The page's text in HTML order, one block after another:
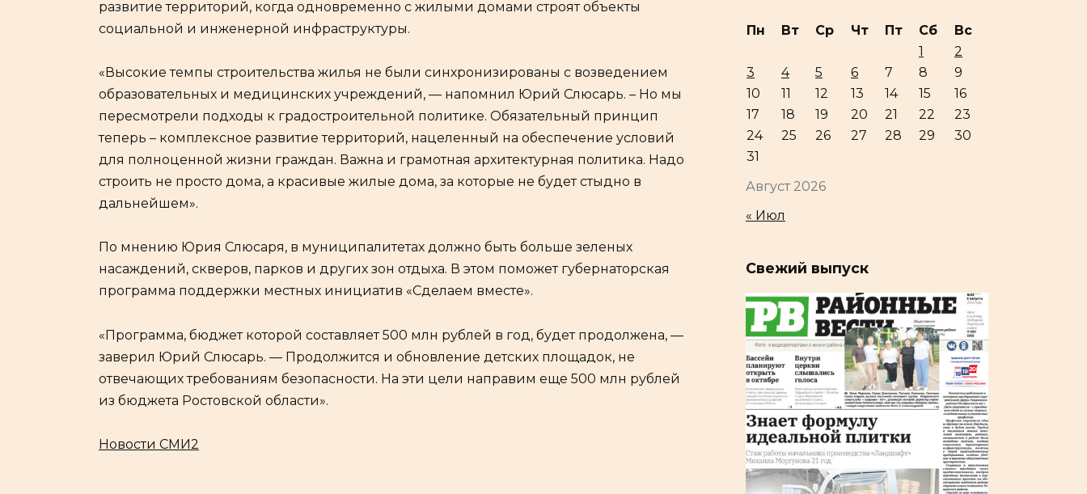
развитие территорий, когда одновременно с жилыми домами строят объекты
социальной и инженерной инфраструктуры.
«Высокие темпы строительства жилья не были синхронизированы с возведением
образовательных и медицинских учреждений, — напомнил Юрий Слюсарь. – Но мы
пересмотрели подходы к градостроительной политике. Обязательный принцип
теперь – комплексное развитие территорий, нацеленный на обеспечение условий
для полноценной жизни граждан. Важна и грамотная архитектурная политика. Надо
строить не просто дома, а красивые жилые дома, за которые не будет стыдно в
дальнейшем».
По мнению Юрия Слюсаря, в муниципалитетах должно быть больше зеленых
насаждений, скверов, парков и других зон отдыха. В этом поможет губернаторская
программа поддержки местных инициатив «Сделаем вместе».
«Программа, бюджет которой составляет 500 млн рублей в год, будет продолжена, —
заверил Юрий Слюсарь. — Продолжится и обновление детских площадок, не
отвечающих требованиям безопасности. На эти цели направим еще 500 млн рублей
из бюджета Ростовской области».
Новости СМИ2
Август 2026
Пн Вт Ср Чт Пт Сб
Вс
1
2
3
4 5 6 7 8
9
10
11 12 13 14 15
16
17
18 19 20 21 22
23
24
25 26 27 28 29
30
31
« Июл
Свежий выпуск